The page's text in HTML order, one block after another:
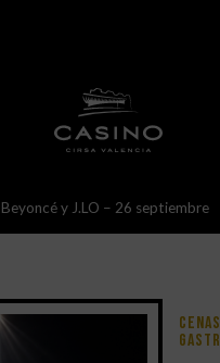
y J.LO – 26 septiembre